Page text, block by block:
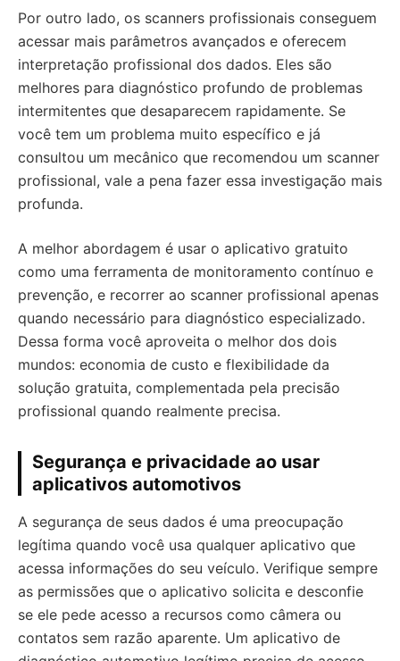
Por outro lado, os scanners profissionais conseguem
acessar mais parâmetros avançados e oferecem
interpretação profissional dos dados. Eles são
melhores para diagnóstico profundo de problemas
intermitentes que desaparecem rapidamente. Se
você tem um problema muito específico e já
consultou um mecânico que recomendou um scanner
profissional, vale a pena fazer essa investigação mais
profunda.
A melhor abordagem é usar o aplicativo gratuito
como uma ferramenta de monitoramento contínuo e
prevenção, e recorrer ao scanner profissional apenas
quando necessário para diagnóstico especializado.
Dessa forma você aproveita o melhor dos dois
mundos: economia de custo e flexibilidade da
solução gratuita, complementada pela precisão
profissional quando realmente precisa.
Segurança e privacidade ao usar
aplicativos automotivos
A segurança de seus dados é uma preocupação
legítima quando você usa qualquer aplicativo que
acessa informações do seu veículo. Verifique sempre
as permissões que o aplicativo solicita e desconfie
se ele pede acesso a recursos como câmera ou
contatos sem razão aparente. Um aplicativo de